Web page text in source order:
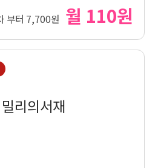
부터 7,700원 월 110원
리의서재